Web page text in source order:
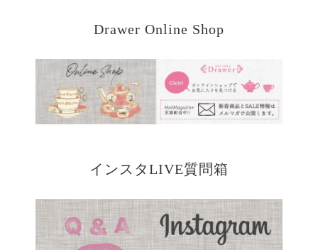
Drawer Online Shop
インスタLIVE質問箱